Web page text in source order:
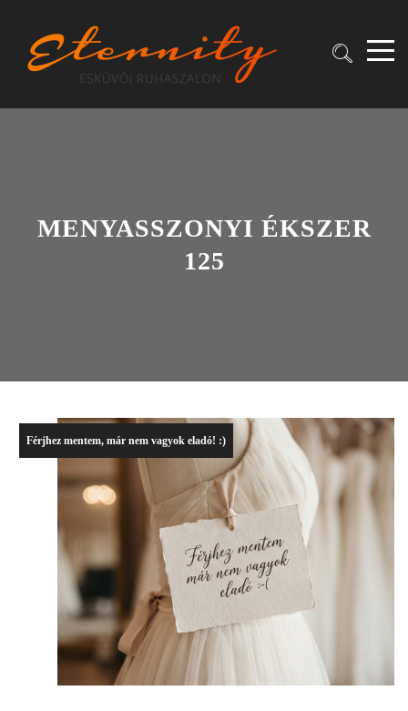
MENYASSZONYI ÉKSZER
125
Férjhez mentem, már nem vagyok eladó! :)